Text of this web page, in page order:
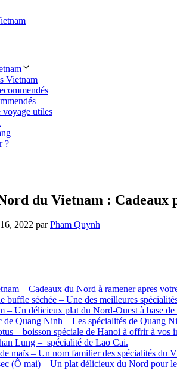
Vietnam
voyage utiles
?
du Vietnam :
2022 parPham Quynh
– Cadeaux du Nord à ramener apres
buffle séchée – Une des meilleures
– Un délicieux plat du Nord-Ouest à base de
de Quang Ninh – Les spécialités de Quang
– boisson spéciale de Hanoi à offrir à vos
Lung – spécialité de Lao Cai.
maïs – Un nom familier des spécialités du
(Ô mai) – Un plat délicieux du Nord pour